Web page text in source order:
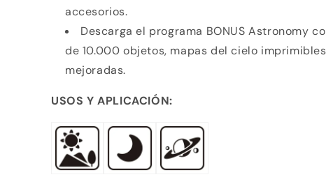
accesorios.
Descarga el programa BONUS Astronomy
de 10.000 objetos, mapas del cielo
mejoradas.
USOS Y APLICACIÓN: